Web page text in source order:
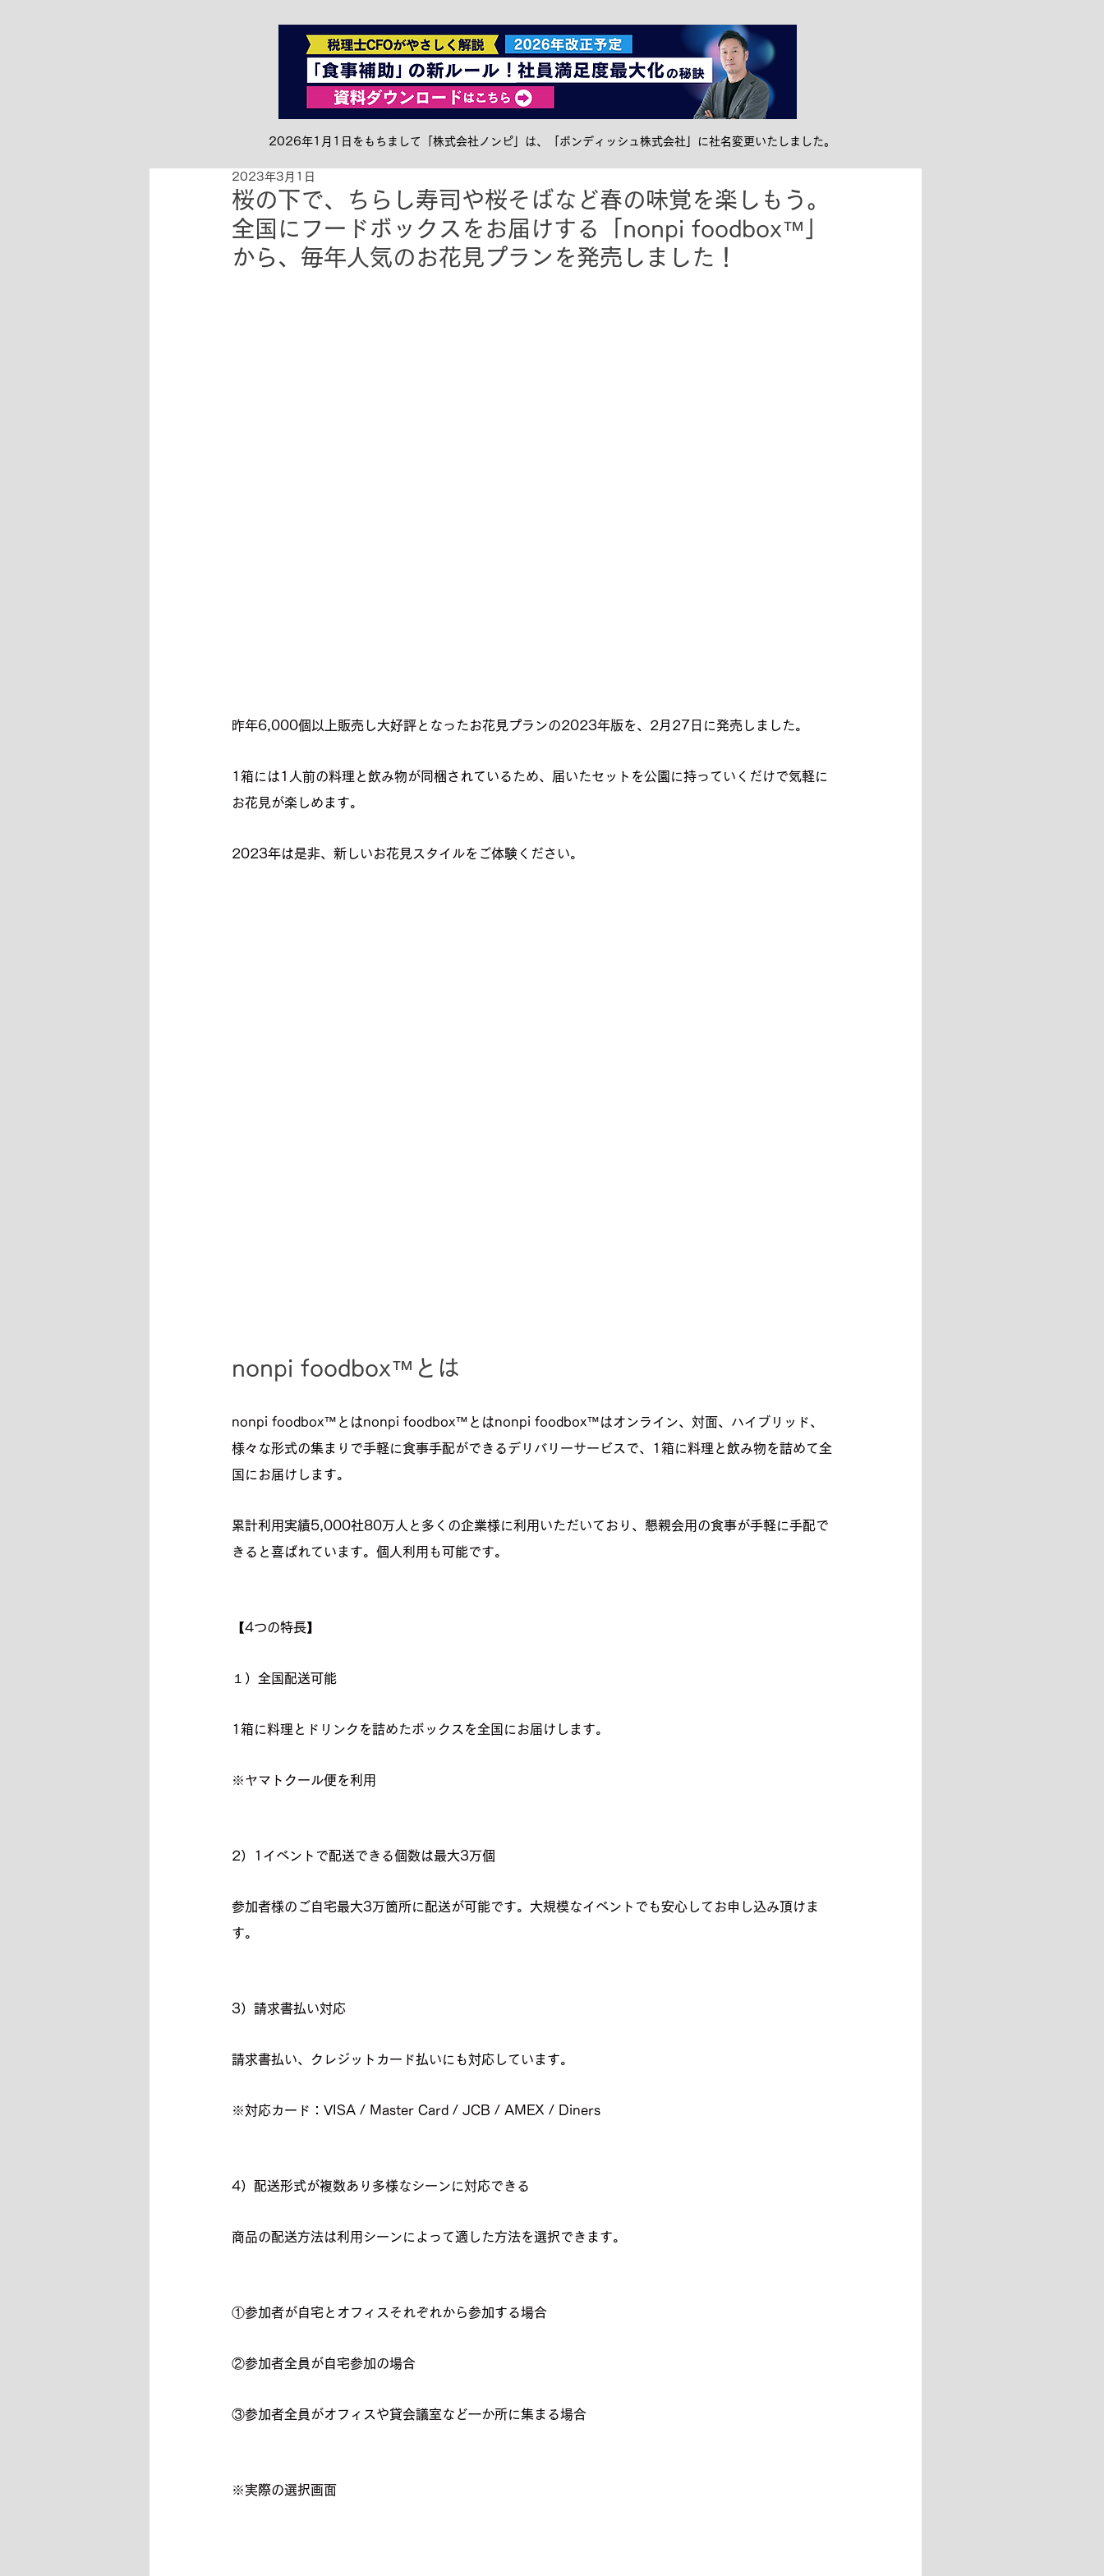
お知らせ&リリース 社食トピック ケータリング サステナブル メンバー紹介
桜の下で、ちらし寿司や桜そばなど春の味覚を楽しもう。
全国にフードボックスをお届けする「nonpi foodbox™」
から、毎年人気のお花見プランを発売しました！
2023年3月1日
昨年6,000個以上販売し大好評となったお花見プランの2023年版を、2月27日に発売しました。
1箱には1人前の料理と飲み物が同梱されているため、届いたセットを公園に持っていくだけで気軽に
お花見が楽しめます。
2023年は是非、新しいお花見スタイルをご体験ください。
nonpi foodbox™とは
nonpi foodbox™とはnonpi foodbox™とはnonpi foodbox™はオンライン、対面、ハイブリッド、
様々な形式の集まりで手軽に食事手配ができるデリバリーサービスで、1箱に料理と飲み物を詰めて全
国にお届けします。
累計利用実績5,000社80万人と多くの企業様に利用いただいており、懇親会用の食事が手軽に手配で
きると喜ばれています。個人利用も可能です。
【4つの特長】
１）全国配送可能
1箱に料理とドリンクを詰めたボックスを全国にお届けします。
※ヤマトクール便を利用
2）1イベントで配送できる個数は最大3万個
参加者様のご自宅最大3万箇所に配送が可能です。大規模なイベントでも安心してお申し込み頂けま
す。
3）請求書払い対応
請求書払い、クレジットカード払いにも対応しています。
※対応カード：VISA / Master Card / JCB / AMEX / Diners
4）配送形式が複数あり多様なシーンに対応できる
商品の配送方法は利用シーンによって適した方法を選択できます。
①参加者が自宅とオフィスそれぞれから参加する場合
②参加者全員が自宅参加の場合
③参加者全員がオフィスや貸会議室など一か所に集まる場合
※実際の選択画面
2026年1月1日をもちまして「株式会社ノンピ」は、「ボンディッシュ株式会社」に社名変更いたしました。